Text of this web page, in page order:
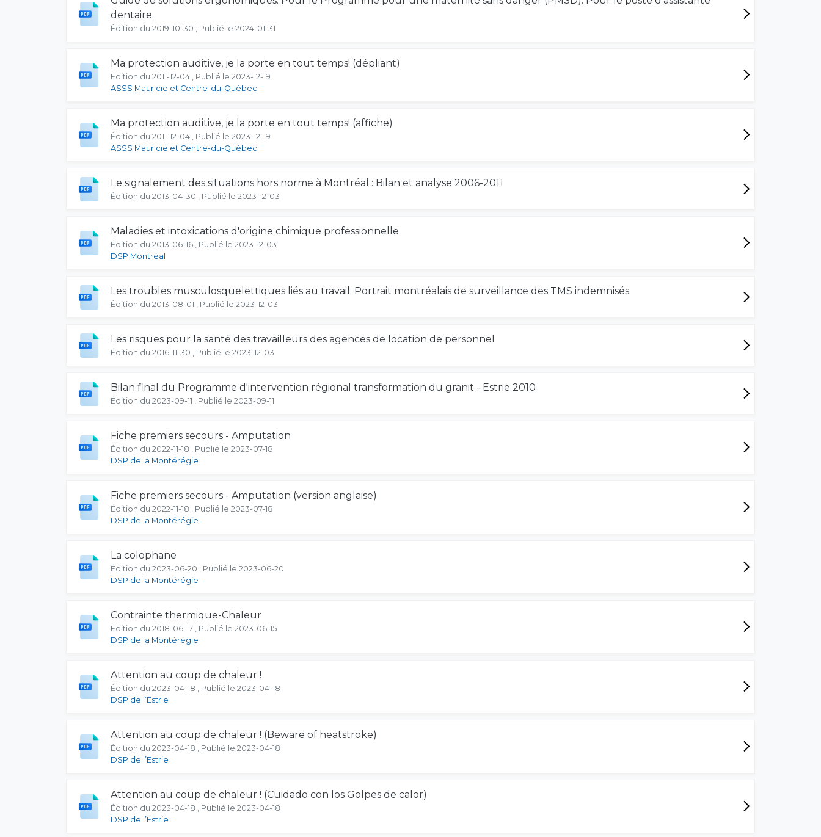
dentaire.
Édition du 2019-10-30 , Publié le 2024-01-31
Ma protection auditive, je la porte en tout temps! (dépliant)
Édition du 2011-12-04 , Publié le 2023-12-19
ASSS Mauricie et Centre-du-Québec
Ma protection auditive, je la porte en tout temps! (affiche)
Édition du 2011-12-04 , Publié le 2023-12-19
ASSS Mauricie et Centre-du-Québec
Le signalement des situations hors norme à Montréal : Bilan et analyse 2006-2011
Édition du 2013-04-30 , Publié le 2023-12-03
Maladies et intoxications d'origine chimique professionnelle
Édition du 2013-06-16 , Publié le 2023-12-03
DSP Montréal
Les troubles musculosquelettiques liés au travail. Portrait montréalais de surveillance des TMS indemnisés.
Édition du 2013-08-01 , Publié le 2023-12-03
Les risques pour la santé des travailleurs des agences de location de personnel
Édition du 2016-11-30 , Publié le 2023-12-03
Bilan final du Programme d'intervention régional transformation du granit - Estrie 2010
Édition du 2023-09-11 , Publié le 2023-09-11
Fiche premiers secours - Amputation
Édition du 2022-11-18 , Publié le 2023-07-18
DSP de la Montérégie
Fiche premiers secours - Amputation (version anglaise)
Édition du 2022-11-18 , Publié le 2023-07-18
DSP de la Montérégie
La colophane
Édition du 2023-06-20 , Publié le 2023-06-20
DSP de la Montérégie
Contrainte thermique-Chaleur
Édition du 2018-06-17 , Publié le 2023-06-15
DSP de la Montérégie
Attention au coup de chaleur !
Édition du 2023-04-18 , Publié le 2023-04-18
DSP de l’Estrie
Attention au coup de chaleur ! (Beware of heatstroke)
Édition du 2023-04-18 , Publié le 2023-04-18
DSP de l’Estrie
Attention au coup de chaleur ! (Cuidado con los Golpes de calor)
Édition du 2023-04-18 , Publié le 2023-04-18
DSP de l’Estrie